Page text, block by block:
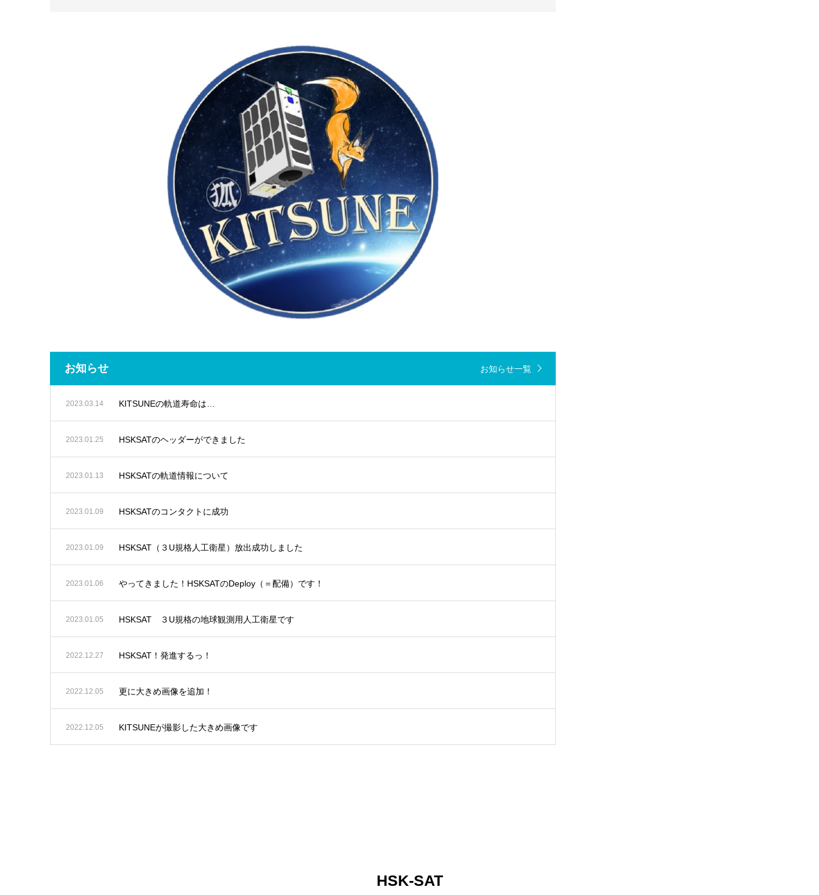
お知らせ お知らせ一覧
2023.03.14 KITSUNEの軌道寿命は…
2023.01.25 HSKSATのヘッダーができました
2023.01.13 HSKSATの軌道情報について
2023.01.09 HSKSATのコンタクトに成功
2023.01.09 HSKSAT（３U規格人工衛星）放出成功しました
2023.01.06 やってきました！HSKSATのDeploy（＝配備）です！
2023.01.05 HSKSAT ３U規格の地球観測用人工衛星です
2022.12.27 HSKSAT！発進するっ！
2022.12.05 更に大きめ画像を追加！
2022.12.05 KITSUNEが撮影した大きめ画像です
HSK-SAT